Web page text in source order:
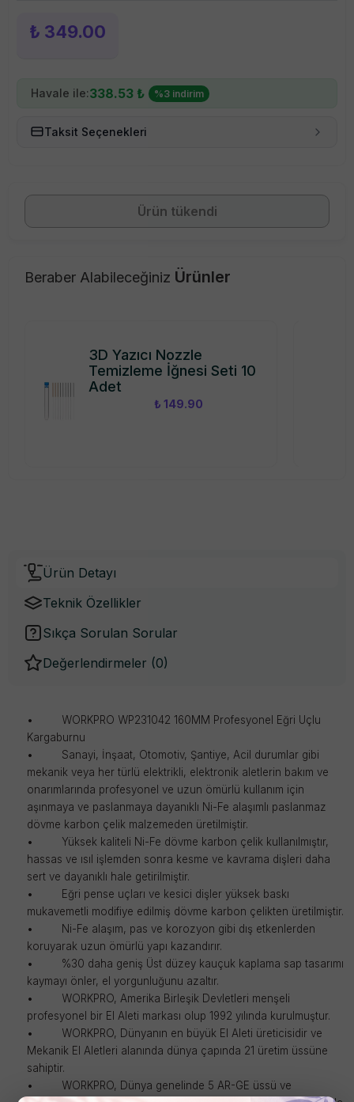
₺ 349.00
Havale ile:338.53 ₺ %3 indirim
Taksit Seçenekleri
Ürün tükendi
Beraber Alabileceğiniz Ürünler
3D Yazıcı Nozzle
Temizleme İğnesi Seti 10
Adet
₺ 149.90
Ürün Detayı
Teknik Özellikler
Sıkça Sorulan Sorular
Değerlendirmeler (0)
• WORKPRO WP231042 160MM Profesyonel Eğri Uçlu
Kargaburnu
• Sanayi, İnşaat, Otomotiv, Şantiye, Acil durumlar gibi
mekanik veya her türlü elektrikli, elektronik aletlerin bakım ve
onarımlarında profesyonel ve uzun ömürlü kullanım için
aşınmaya ve paslanmaya dayanıklı Ni-Fe alaşımlı paslanmaz
dövme karbon çelik malzemeden üretilmiştir.
• Yüksek kaliteli Ni-Fe dövme karbon çelik kullanılmıştır,
hassas ve ısıl işlemden sonra kesme ve kavrama dişleri daha
sert ve dayanıklı hale getirilmiştir.
•
Eğri pense uçları ve kesici dişler yüksek baskı
mukavemetli modifiye edilmiş dövme karbon çelikten üretilmiştir.
•
Ni-Fe alaşım, pas ve korozyon gibi dış etkenlerden
koruyarak uzun ömürlü yapı kazandırır.
• %30 daha geniş Üst düzey kauçuk kaplama sap tasarımı
kaymayı önler, el yorgunluğunu azaltır.
• WORKPRO, Amerika Birleşik Devletleri menşeli
profesyonel bir El Aleti markası olup 1992 yılında kurulmuştur.
• WORKPRO, Dünyanın en büyük El Aleti üreticisidir ve
Mekanik El Aletleri alanında dünya çapında 21 üretim üssüne
sahiptir.
• WORKPRO, Dünya genelinde 5 AR-GE üssü ve